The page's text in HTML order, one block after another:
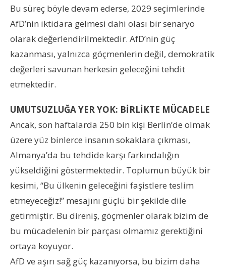
Bu süreç böyle devam ederse, 2029 seçimlerinde
AfD’nin iktidara gelmesi dahi olası bir senaryo
olarak değerlendirilmektedir. AfD’nin güç
kazanması, yalnızca göçmenlerin değil, demokratik
değerleri savunan herkesin geleceğini tehdit
etmektedir.
UMUTSUZLUĞA YER YOK: BİRLİKTE MÜCADELE
Ancak, son haftalarda 250 bin kişi Berlin’de olmak
üzere yüz binlerce insanın sokaklara çıkması,
Almanya’da bu tehdide karşı farkındalığın
yükseldiğini göstermektedir. Toplumun büyük bir
kesimi, “Bu ülkenin geleceğini faşistlere teslim
etmeyeceğiz!” mesajını güçlü bir şekilde dile
getirmiştir. Bu direniş, göçmenler olarak bizim de
bu mücadelenin bir parçası olmamız gerektiğini
ortaya koyuyor.
AfD ve aşırı sağ güç kazanıyorsa, bu bizim daha